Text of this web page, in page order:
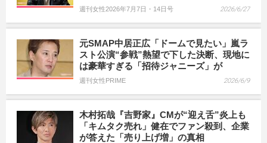
週刊女性2026年7月7日・14日号 2026/6/27
元SMAP中居正広「ドームで見たい」嵐ラ
スト公演“参戦”熱望で下した決断、現地に
は豪華すぎる「招待ジャニーズ」が
週刊女性PRIME 2026/6/9
木村拓哉『吉野家』CMが“迎え舌”炎上も
「キムタク売れ」健在でファン殺到、企業
が答えた「売り上げ増」の真相